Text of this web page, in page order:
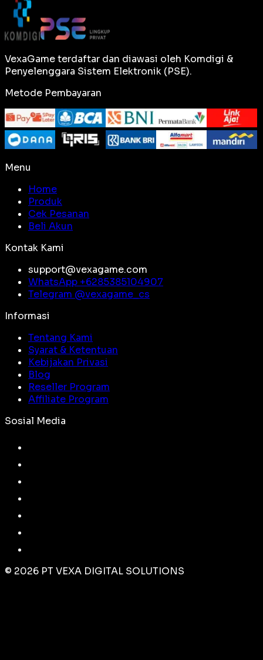
VexaGame terdaftar dan diawasi oleh Komdigi &
Penyelenggara Sistem Elektronik (PSE).
Metode Pembayaran
Menu
Home
Produk
Cek Pesanan
Beli Akun
Kontak Kami
support@vexagame.com
WhatsApp +6285385104907
Telegram @vexagame_cs
Informasi
Tentang Kami
Syarat & Ketentuan
Kebijakan Privasi
Blog
Reseller Program
Affiliate Program
Sosial Media
© 2026 PT VEXA DIGITAL SOLUTIONS